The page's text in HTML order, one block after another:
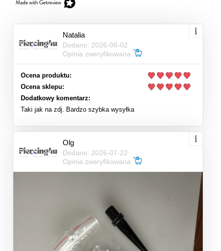
Natalia
Dodano: 2026-08-02
Opinia zweryfikowana
Ocena produktu:
Ocena sklepu:
Dodatkowy komentarz:
Taki jak na zdj. Bardzo szybka wysyłka
Olg
Dodano: 2026-07-22
Opinia zweryfikowana